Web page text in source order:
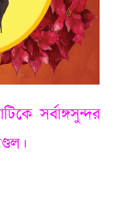
সর্বাঙ্গসুন্দর